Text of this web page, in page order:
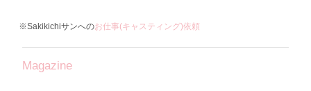
※Sakikichiサンへのお仕事(キャスティング)依頼
Magazine